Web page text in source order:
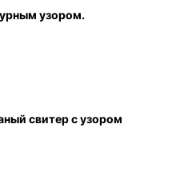
узором.
свитер с узором